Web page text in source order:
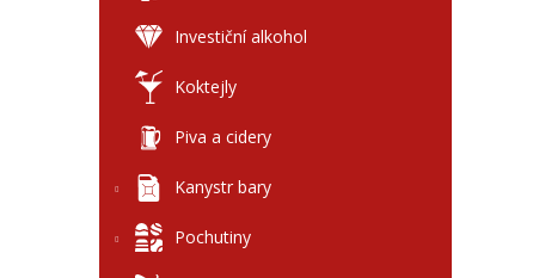
Investiční alkohol
Koktejly
Piva a cidery
Kanystr bary
Pochutiny